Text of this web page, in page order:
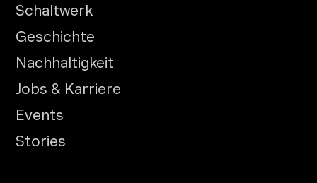
Schaltwerk
Geschichte
Nachhaltigkeit
Jobs & Karriere
Events
Stories